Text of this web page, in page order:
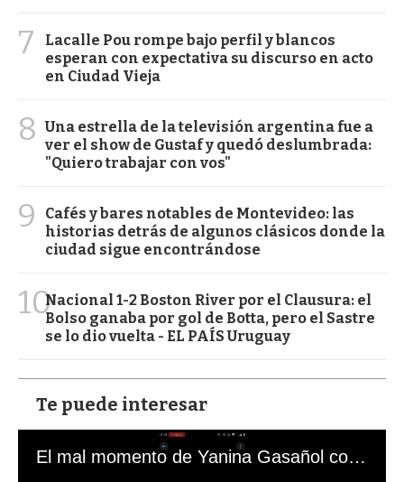
7
Lacalle Pou rompe bajo perfil y blancos
esperan con expectativa su discurso en acto
en Ciudad Vieja
8 Una estrella de la televisión argentina fue a
ver el show de Gustaf y quedó deslumbrada:
"Quiero trabajar con vos"
9
Cafés y bares notables de Montevideo: las
historias detrás de algunos clásicos donde la
ciudad sigue encontrándose
10Nacional 1-2 Boston River por el Clausura: el
Bolso ganaba por gol de Botta, pero el Sastre
se lo dio vuelta - EL PAÍS Uruguay
Te puede interesar
El mal momento de Yanina Gasañol con un hincha argentino en "Subrayado"